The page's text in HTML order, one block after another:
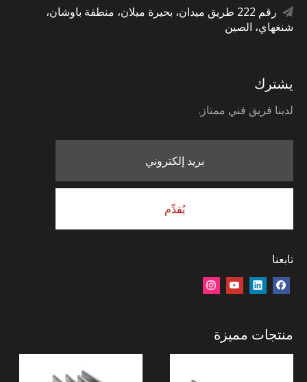

رقم 222 طريق ميدان، بحيرة ميلان، منطقة باوشان،
شنغهاي، الصين
يشترك
لدينا فريق فني ممتاز.
بريد إلكتروني
يُقدِّم
تابعنا
منتجات مميزة